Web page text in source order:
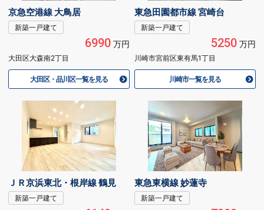
京急空港線 大鳥居
新築一戸建て
6990万円
大田区大森南2丁目
大田区・品川区一覧を見る
東急田園都市線 宮崎台
新築一戸建て
5250万円
川崎市宮前区東有馬1丁目
川崎市一覧を見る
ＪＲ京浜東北・根岸線 鶴見
新築一戸建て
東急東横線 妙蓮寺
新築一戸建て